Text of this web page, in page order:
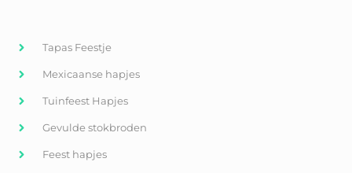
Tapas Feestje
Mexicaanse hapjes
Tuinfeest Hapjes
Gevulde stokbroden
Feest hapjes